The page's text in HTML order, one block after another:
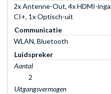
2x Antenne-Out, 4x HDMI-
CI+, 1x Optisch-uit
Communicatie
WLAN, Bluetooth
Luidspreker
Aantal
2
Uitgangsvermogen